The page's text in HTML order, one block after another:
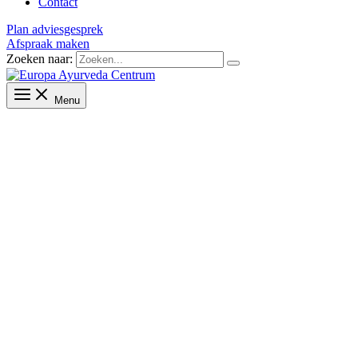
Plan adviesgesprek
Afspraak maken
Zoeken naar:
Menu